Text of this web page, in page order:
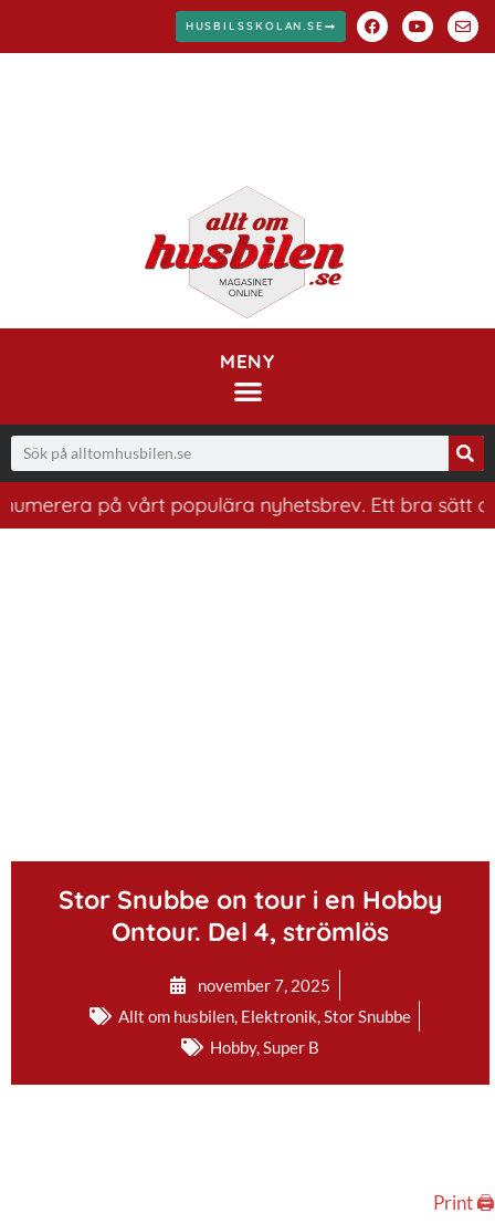
HUSBILSSKOLAN.SE
MENY
på vårt populära nyhetsbrev. Ett bra sätt att ha
Stor Snubbe on tour i en Hobby
Ontour. Del 4, strömlös
november 7, 2025
Allt om husbilen, Elektronik,Stor Snubbe
Hobby,Super B
Print 🖨